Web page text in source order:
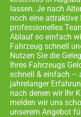
lassen. Je nach
noch eine attraktive
professionelles
Ablauf so einfach
Fahrzeug schnell
Nutzen Sie die
Ihres Fahrzeugs
schnell & einfach –
jahrelanger
nach denen wir Ihr
melden wir uns
unserem Angebot